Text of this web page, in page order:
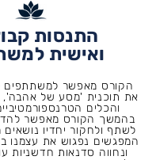
התנסות
ואישית
הקורס מאפשר למשתתפים
את תוכנית 'מסע של אהבה',
והכלים
בהמשך הקורס מאפשר
לשתף ולחקור יחדיו
המפגשים נפגוש את עצמנו
ונחווה סדנאות חדשניות